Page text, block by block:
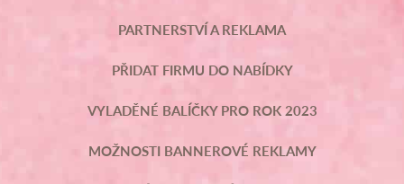
PARTNERSTVÍ A REKLAMA
PŘIDAT FIRMU DO NABÍDKY
VYLADĚNÉ BALÍČKY PRO ROK 2023
MOŽNOSTI BANNEROVÉ REKLAMY